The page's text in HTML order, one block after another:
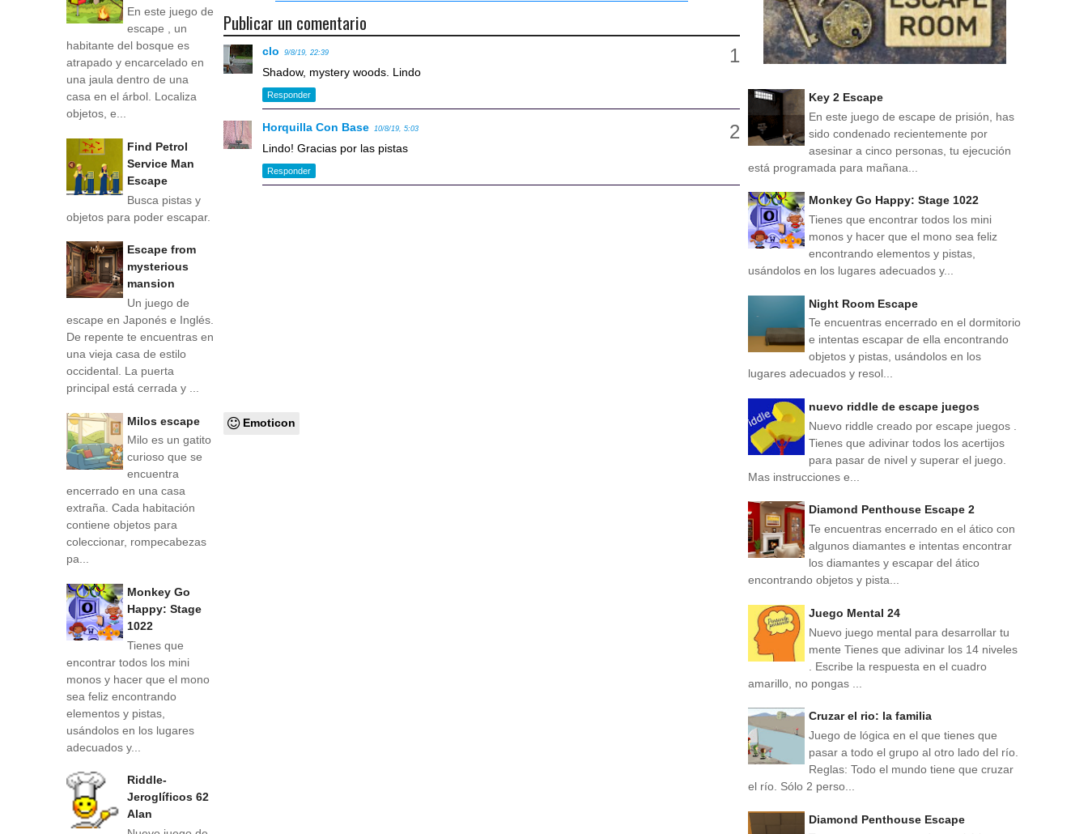
Publicar un comentario
clo 9/8/19, 22:39
Shadow, mystery woods. Lindo
Responder
Horquilla Con Base 10/8/19, 5:03
Lindo! Gracias por las pistas
Responder
Emoticon
En este juego de
escape , un
habitante del bosque es
atrapado y encarcelado en
una jaula dentro de una
casa en el árbol. Localiza
objetos, e...
Find Petrol
Service Man
Escape
Busca pistas y
objetos para poder escapar.
Escape from
mysterious
mansion
Un juego de
escape en Japonés e Inglés.
De repente te encuentras en
una vieja casa de estilo
occidental. La puerta
principal está cerrada y ...
Milos escape
Milo es un gatito
curioso que se
encuentra
encerrado en una casa
extraña. Cada habitación
contiene objetos para
coleccionar, rompecabezas
pa...
Monkey Go
Happy: Stage
1022
Tienes que
encontrar todos los mini
monos y hacer que el mono
sea feliz encontrando
elementos y pistas,
usándolos en los lugares
adecuados y...
Riddle-
Jeroglíficos 62
Alan
Key 2 Escape
En este juego de escape de prisión, has
sido condenado recientemente por
asesinar a cinco personas, tu ejecución
está programada para mañana...
Monkey Go Happy: Stage 1022
Tienes que encontrar todos los mini
monos y hacer que el mono sea feliz
encontrando elementos y pistas,
usándolos en los lugares adecuados y...
Night Room Escape
Te encuentras encerrado en el dormitorio
e intentas escapar de ella encontrando
objetos y pistas, usándolos en los
lugares adecuados y resol...
nuevo riddle de escape juegos
Nuevo riddle creado por escape juegos .
Tienes que adivinar todos los acertijos
para pasar de nivel y superar el juego.
Mas instrucciones e...
Diamond Penthouse Escape 2
Te encuentras encerrado en el ático con
algunos diamantes e intentas encontrar
los diamantes y escapar del ático
encontrando objetos y pista...
Juego Mental 24
Nuevo juego mental para desarrollar tu
mente Tienes que adivinar los 14 niveles
. Escribe la respuesta en el cuadro
amarillo, no pongas ...
Cruzar el rio: la familia
Juego de lógica en el que tienes que
pasar a todo el grupo al otro lado del río.
Reglas: Todo el mundo tiene que cruzar
el río. Sólo 2 perso...
Diamond Penthouse Escape